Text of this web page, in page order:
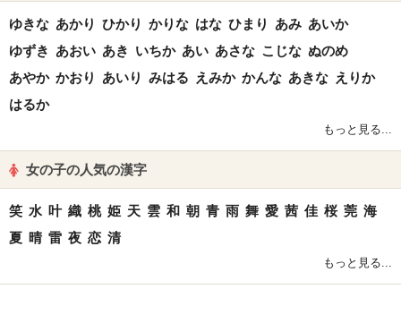
ゆきな あかり ひかり かりな はな ひまり あみ あいか
ゆずき あおい あき いちか あい あさな こじな ぬのめ
あやか かおり あいり みはる えみか かんな あきな えりか
はるか
もっと見る...
女の子の人気の漢字
笑 水 叶 織 桃 姫 天 雲 和 朝 青 雨 舞 愛 茜 佳 桜 莞 海
夏 晴 雷 夜 恋 清
もっと見る...